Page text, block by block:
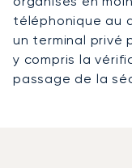
téléphonique au
un terminal privé
y compris la
passage de la